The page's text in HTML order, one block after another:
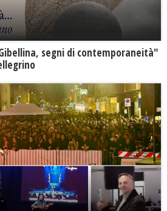
segni di contemporaneità"